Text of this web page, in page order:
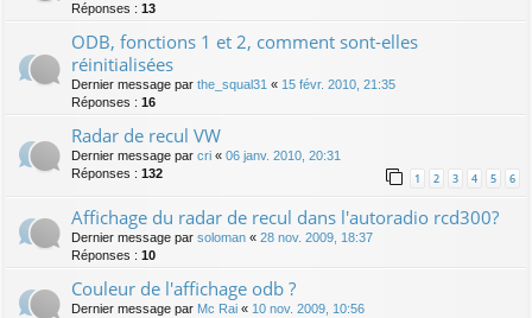
Réponses : 13
ODB, fonctions 1 et 2, comment sont-elles
réinitialisées
Dernier message par the_squal31 « 15 févr. 2010, 21:35
Réponses : 16
Radar de recul VW
Dernier message par cri « 06 janv. 2010, 20:31
Réponses : 132 1 2 3 4 5 6
Affichage du radar de recul dans l'autoradio rcd300?
Dernier message par soloman « 28 nov. 2009, 18:37
Réponses : 10
Couleur de l'affichage odb ?
Dernier message par Mc Rai « 10 nov. 2009, 10:56